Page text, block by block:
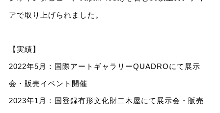
アで取り上げられました。
【実績】
2022年5月：国際アートギャラリーQUADROにて展示
会・販売イベント開催
2023年1月：国登録有形文化財二木屋にて展示会・販売